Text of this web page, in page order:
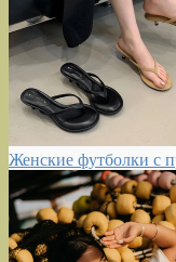
Женские футболки с